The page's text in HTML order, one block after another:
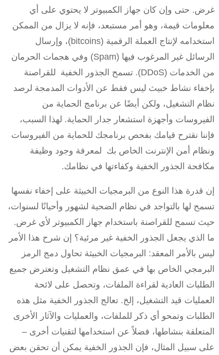
غرض. حتى وإن كان جهاز الكمبيوتر لا يحتوي على أي
معلومات قيمة، وهو أمر مستبعد، فإنه لا يزال من الممكن
استخدامه لإنتاج العملة الرقمية (bitcoins)، وإرسال
الرسائل غير المرغوب فيها (Spam) وفي هجمات الحرمان
من الخدمات (DDoS). تسمح الجذور الخفية للقراصنة
بإخفاء نشاط خبيث ليس فقط عن الأدوات المدمجة لرصد
نظام التشغيل، ولكن أيضًا عن برنامج الحماية من
الفيروسات وأجهزة استشعار جدار الحماية. لهذا السبب،
فإننا نقترح قيامك بفحص برنامجك للحماية من الفيروسات
ونظام أمن الإنترنت الخاص بك لمعرفة وجود وظيفة
مكافحة الجذور الخفية وكفاءتها في نظامك.
إن قدرة هذا النوع من البرمجيات الخبيثة على إخفاء نفسها
تسمح لها بالتواجد في نظام الضحية لشهور وأحيانًا لسنوات،
حيث تسمح للقراصنة باستخدام جهاز الكمبيوتر لأي غرض.
ما الذي يجعل الجذور الخفية غير مرئية؟ إن شرح هذا الأمر
ليس بالأمر المعقد: البرمجيات الخبيثة تحاول دمج الرمز
البرمجي الخاص بها في عمق نظام التشغيل وتعترض جميع
الطلبات العادية لقراءة الملفات، وتحصل على لائحة
العمليات قيد التشغيل، إلخ. تعالج الجذور الخفية مثل هذه
الطلبات وتمحو أي ذكر للملفات، والعمليات والآثار الأخرى
المتعلقة بنشاطها، فضلاً عن استخدامها لتقنيات أخرى –
على سبيل المثال، فإن الجذور الخفية يمكن أن تحقن بعض